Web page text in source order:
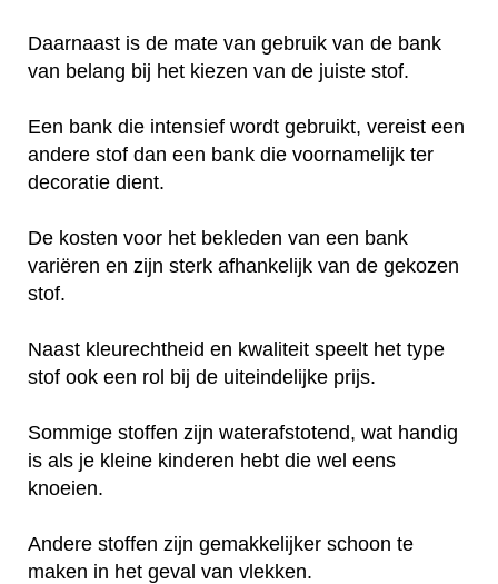
Daarnaast is de mate van gebruik van de bank
van belang bij het kiezen van de juiste stof.
Een bank die intensief wordt gebruikt, vereist een
andere stof dan een bank die voornamelijk ter
decoratie dient.
De kosten voor het bekleden van een bank
variëren en zijn sterk afhankelijk van de gekozen
stof.
Naast kleurechtheid en kwaliteit speelt het type
stof ook een rol bij de uiteindelijke prijs.
Sommige stoffen zijn waterafstotend, wat handig
is als je kleine kinderen hebt die wel eens
knoeien.
Andere stoffen zijn gemakkelijker schoon te
maken in het geval van vlekken.